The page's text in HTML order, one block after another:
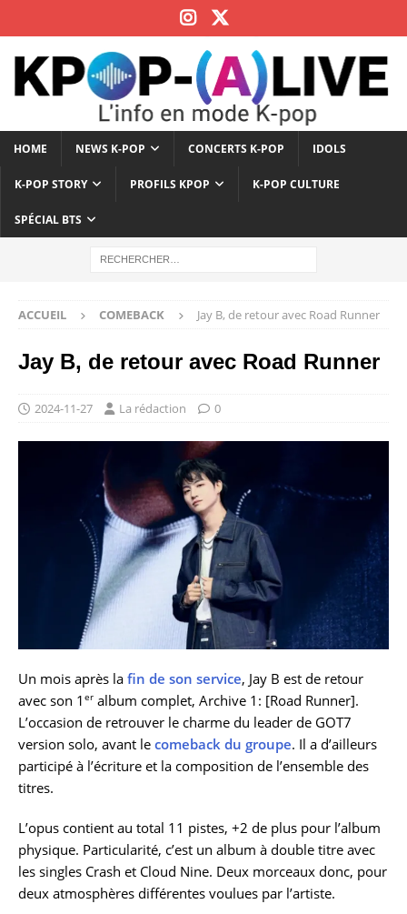
HOME NEWS K-POP CONCERTS K-POP IDOLS
K-POP STORY PROFILS KPOP K-POP CULTURE
SPÉCIAL BTS
ACCUEIL COMEBACK Jay B, de retour avec Road Runner
Jay B, de retour avec Road Runner
2024-11-27 La rédaction 0
Un mois après la fin de son service, Jay B est de retour
avec son 1 er album complet, Archive 1: [Road Runner].
L’occasion de retrouver le charme du leader de GOT7
version solo, avant le comeback du groupe. Il a d’ailleurs
participé à l’écriture et la composition de l’ensemble des
titres.
L’opus contient au total 11 pistes, +2 de plus pour l’album
physique. Particularité, c’est un album à double titre avec
les singles Crash et Cloud Nine. Deux morceaux donc, pour
deux atmosphères différentes voulues par l’artiste.